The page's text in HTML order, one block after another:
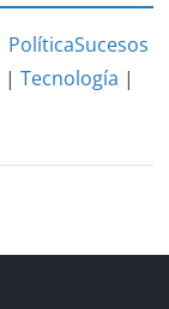
PolíticaSucesos
| Tecnología |